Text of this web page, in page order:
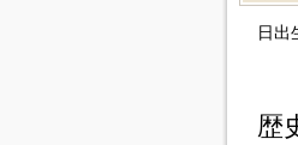
日出
歴